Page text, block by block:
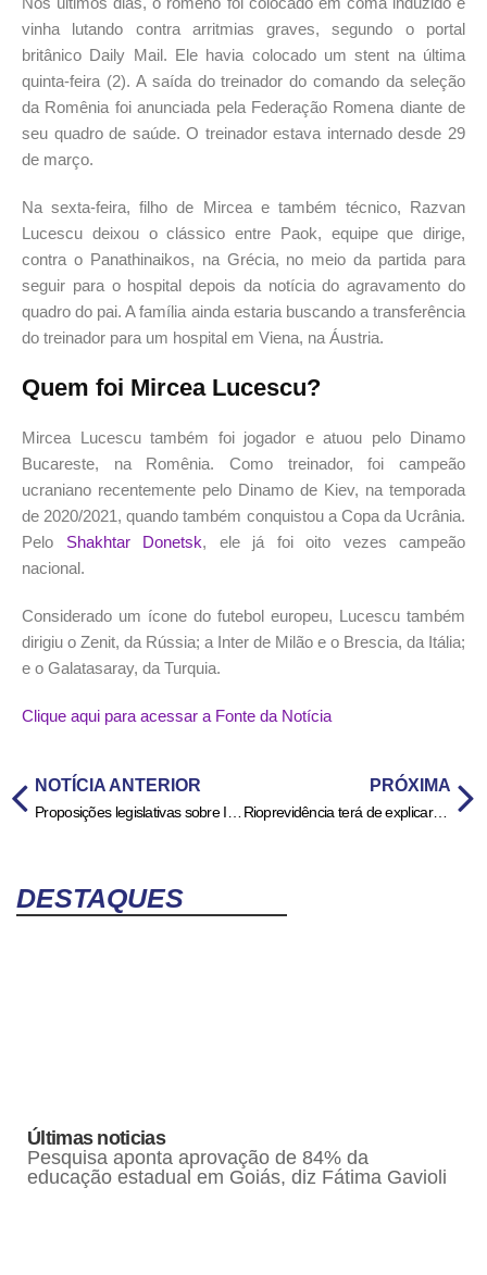
vinha lutando contra arritmias graves, segundo o portal
britânico Daily Mail. Ele havia colocado um stent na última
quinta-feira (2). A saída do treinador do comando da seleção
da Romênia foi anunciada pela Federação Romena diante de
seu quadro de saúde. O treinador estava internado desde 29
de março.
Na sexta-feira, filho de Mircea e também técnico, Razvan
Lucescu deixou o clássico entre Paok, equipe que dirige,
contra o Panathinaikos, na Grécia, no meio da partida para
seguir para o hospital depois da notícia do agravamento do
quadro do pai. A família ainda estaria buscando a transferência
do treinador para um hospital em Viena, na Áustria.
Quem foi Mircea Lucescu?
Mircea Lucescu também foi jogador e atuou pelo Dinamo
Bucareste, na Romênia. Como treinador, foi campeão
ucraniano recentemente pelo Dinamo de Kiev, na temporada
de 2020/2021, quando também conquistou a Copa da Ucrânia.
Pelo Shakhtar Donetsk, ele já foi oito vezes campeão
nacional.
Considerado um ícone do futebol europeu, Lucescu também
dirigiu o Zenit, da Rússia; a Inter de Milão e o Brescia, da Itália;
e o Galatasaray, da Turquia.
Clique aqui para acessar a Fonte da Notícia
NOTÍCIA ANTERIOR PRÓXIMA
Rioprevidência terá de explicar ao MPRJ consignados e investimentos
DESTAQUES
Últimas noticias
Pesquisa aponta aprovação de 84% da
educação estadual em Goiás, diz Fátima Gavioli